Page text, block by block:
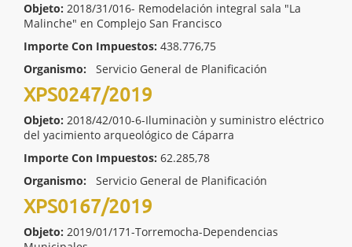
Objeto: 2018/31/016- Remodelación integral sala "La
Malinche" en Complejo San Francisco
Importe Con Impuestos: 438.776,75
Organismo:
Servicio General de Planificación
XPS0247/2019
Objeto: 2018/42/010-6-Iluminaciòn y suministro eléctrico
del yacimiento arqueológico de Cáparra
Importe Con Impuestos: 62.285,78
Organismo:
Servicio General de Planificación
XPS0167/2019
Objeto: 2019/01/171-Torremocha-Dependencias